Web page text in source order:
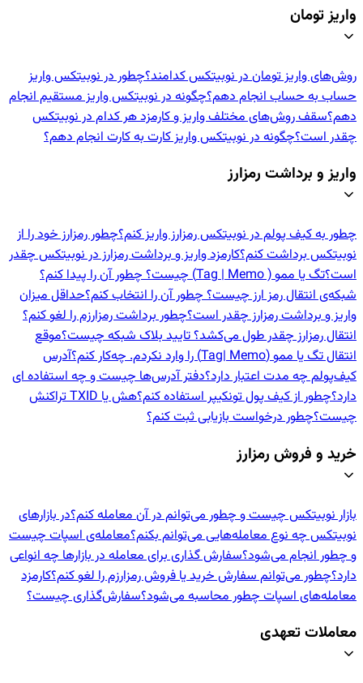
واریز تومان
روش‌های واریز تومان در نوبیتکس کدامند؟چطور در نوبیتکس واریز
حساب به حساب انجام دهم؟چگونه در نوبیتکس واریز مستقیم انجام
دهم؟سقف روش‌های مختلف واریز و کارمزد هر کدام در نوبیتکس
چقدر است؟چگونه در نوبیتکس واریز کارت به کارت انجام دهم؟
واریز و برداشت رمزارز
چطور به کیف پولم در نوبیتکس رمزارز واریز کنم؟چطور رمزارز خود را از
نوبیتکس برداشت کنم؟کارمزد واریز و برداشت رمزارز در نوبیتکس چقدر
است؟تگ یا ممو ( Tag | Memo) چیست؟ چطور آن را پیدا کنم؟
شبکه‌ی انتقال رمز ارز چیست؟ چطور آن را انتخاب کنم؟حداقل میزان
واریز و برداشت رمزارز چقدر است؟چطور برداشت رمزارزم را لغو کنم؟
انتقال رمزارز چقدر طول می‌کشد؟ تایید بلاک شبکه چیست؟موقع
انتقال تگ یا ممو (Tag| Memo) را وارد نکردم. چه‌کار کنم؟
آدرس
کیف‌پولم چه مدت اعتبار دارد؟دفتر آدرس‌ها چیست و چه استفاده ای
دارد؟چطور از کیف پول تونکیپر استفاده کنم؟
هش یا TXID تراکنش
چیست؟چطور درخواست بازیابی ثبت کنم؟
خرید و فروش رمزارز
بازار نوبیتکس چیست و چطور می‌توانم در آن معامله کنم؟در بازارهای
نوبیتکس چه نوع معامله‌هایی می‌توانم بکنم؟معامله‌ی اسپات چیست
و چطور انجام می‌شود؟سفارش گذاری برای معامله در بازارها چه انواعی
دارد؟چطور می‌توانم سفارش خرید یا فروش رمزارزم را لغو کنم؟کارمزد
معامله‌های اسپات چطور محاسبه می‌شود؟سفارش‌گذاری چیست؟
معاملات تعهدی